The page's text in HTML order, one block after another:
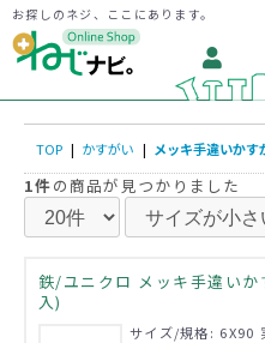
お探しのネジ、ここにあります。
TOP | かすがい | メッキ手違いかす
1件の商品が見つかりました
鉄/ユニクロ メッキ手違い
入)
サイズ/規格: 6X90